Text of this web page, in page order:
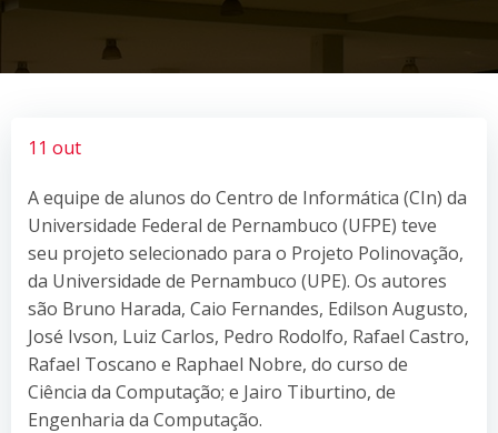
11 out
A equipe de alunos do Centro de Informática (CIn) da
Universidade Federal de Pernambuco (UFPE) teve
seu projeto selecionado para o Projeto Polinovação,
da Universidade de Pernambuco (UPE). Os autores
são Bruno Harada, Caio Fernandes, Edilson Augusto,
José Ivson, Luiz Carlos, Pedro Rodolfo, Rafael Castro,
Rafael Toscano e Raphael Nobre, do curso de
Ciência da Computação; e Jairo Tiburtino, de
Engenharia da Computação.